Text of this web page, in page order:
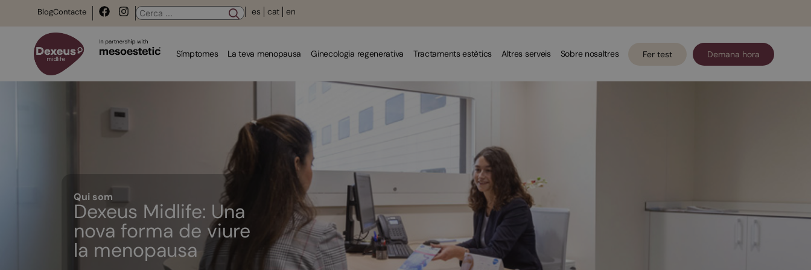
BlogContacte es cat en
Símptomes La teva menopausa Ginecologia regenerativa Tractaments estètics Altres serveis Sobre nosaltres Fer test Demana hora
Qui som
Dexeus Midlife: Una
nova forma de viure
la menopausa